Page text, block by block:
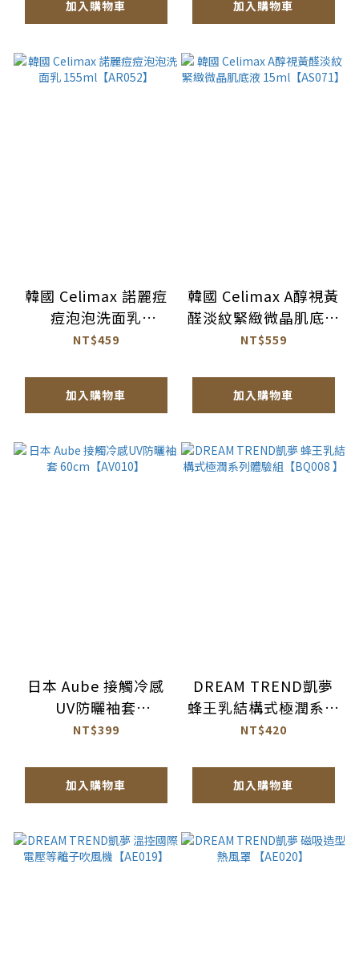
加入購物車 加入購物車
韓國 Celimax 諾麗痘
痘泡泡洗面乳
155ml【AR052】
NT$459
加入購物車
韓國 Celimax A醇視黃
醛淡紋緊緻微晶肌底液
15ml【AS071】
NT$559
加入購物車
日本 Aube 接觸冷感
UV防曬袖套
60cm【AV010】
NT$399
加入購物車
DREAM TREND凱夢
蜂王乳結構式極潤系列
體驗組【BQ008 】
NT$420
加入購物車